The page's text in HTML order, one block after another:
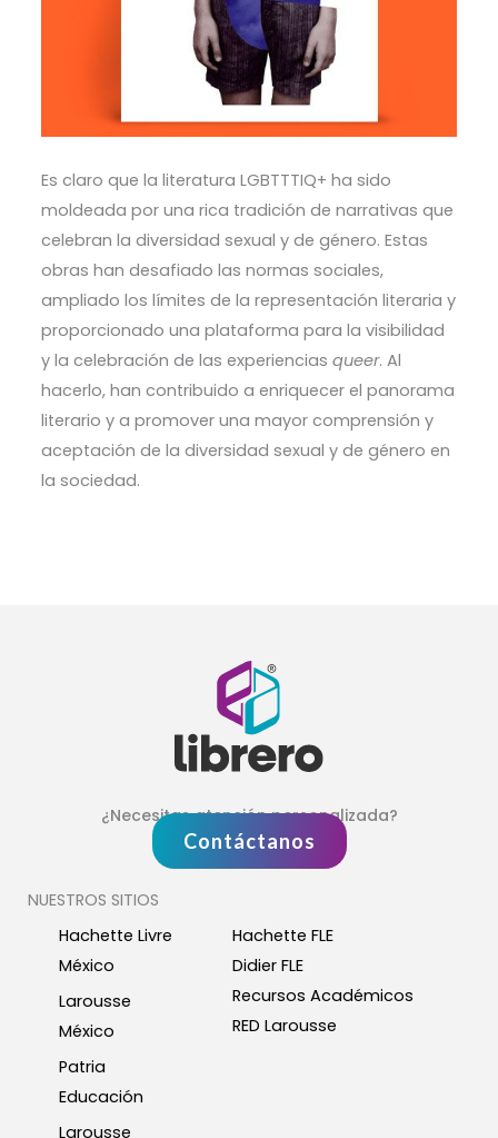
Es claro que la literatura LGBTTTIQ+ ha sido
moldeada por una rica tradición de narrativas que
celebran la diversidad sexual y de género. Estas
obras han desafiado las normas sociales,
ampliado los límites de la representación literaria y
proporcionado una plataforma para la visibilidad
y la celebración de las experiencias queer. Al
hacerlo, han contribuido a enriquecer el panorama
literario y a promover una mayor comprensión y
aceptación de la diversidad sexual y de género en
la sociedad.
¿Necesitas atención personalizada?
Contáctanos
NUESTROS SITIOS
Hachette Livre
México
Larousse
México
Patria
Educación
Larousse
Hachette FLE
Didier FLE
Recursos Académicos
RED Larousse